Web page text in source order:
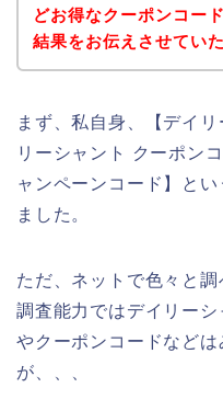
どお得なクーポンコー
結果をお伝えさせてい
まず、私自身、【デイ
リーシャント クーポン
ャンペーンコード】と
ました。
ただ、ネットで色々と
調査能力ではデイリー
やクーポンコードなど
が、、、